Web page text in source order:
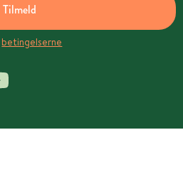
Tilmeld
betingelserne